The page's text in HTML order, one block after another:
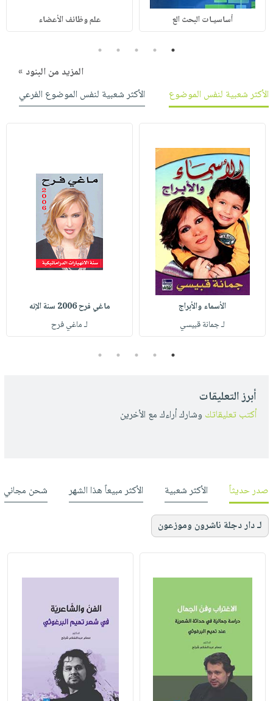
أساسيـات البحث الع علم وظائف الأعضاء
1
2
3
4
5
المزيد من البنود »
الأكثر شعبية لنفس الموضوع
الأكثر شعبية لنفس الموضوع الفرعي
الأسماء والأبراج
لـ جمانة قبيسي
ماغي فرح 2006 سنة الإنه
لـ ماغي فرح
1
2
3
4
5
أبرز التعليقات
أكتب تعليقاتك وشارك أراءك مع الأخرين
صدر حديثاً الأكثر شعبية الأكثر مبيعاً هذا الشهر شحن مجاني
لـ دار دجلة ناشرون وموزعون